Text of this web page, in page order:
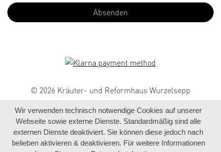
© 2026 Kräuter- und Reformhaus Wurzelsepp
Wir verwenden technisch notwendige Cookies auf unserer
Webseite sowie externe Dienste. Standardmäßig sind alle
externen Dienste deaktiviert. Sie können diese jedoch nach
belieben aktivieren & deaktivieren. Für weitere Informationen